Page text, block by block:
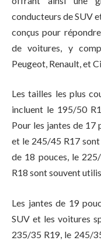
conducteurs de SUV
conçus pour
de voitures, y
Peugeot, Renault, et
Les tailles les plus
incluent le 195/50
Pour les jantes de 17
et le 245/45 R17
de 18 pouces, le
R18 sont souvent
Les jantes de 19
SUV et les voitures
235/35 R19, le 245/